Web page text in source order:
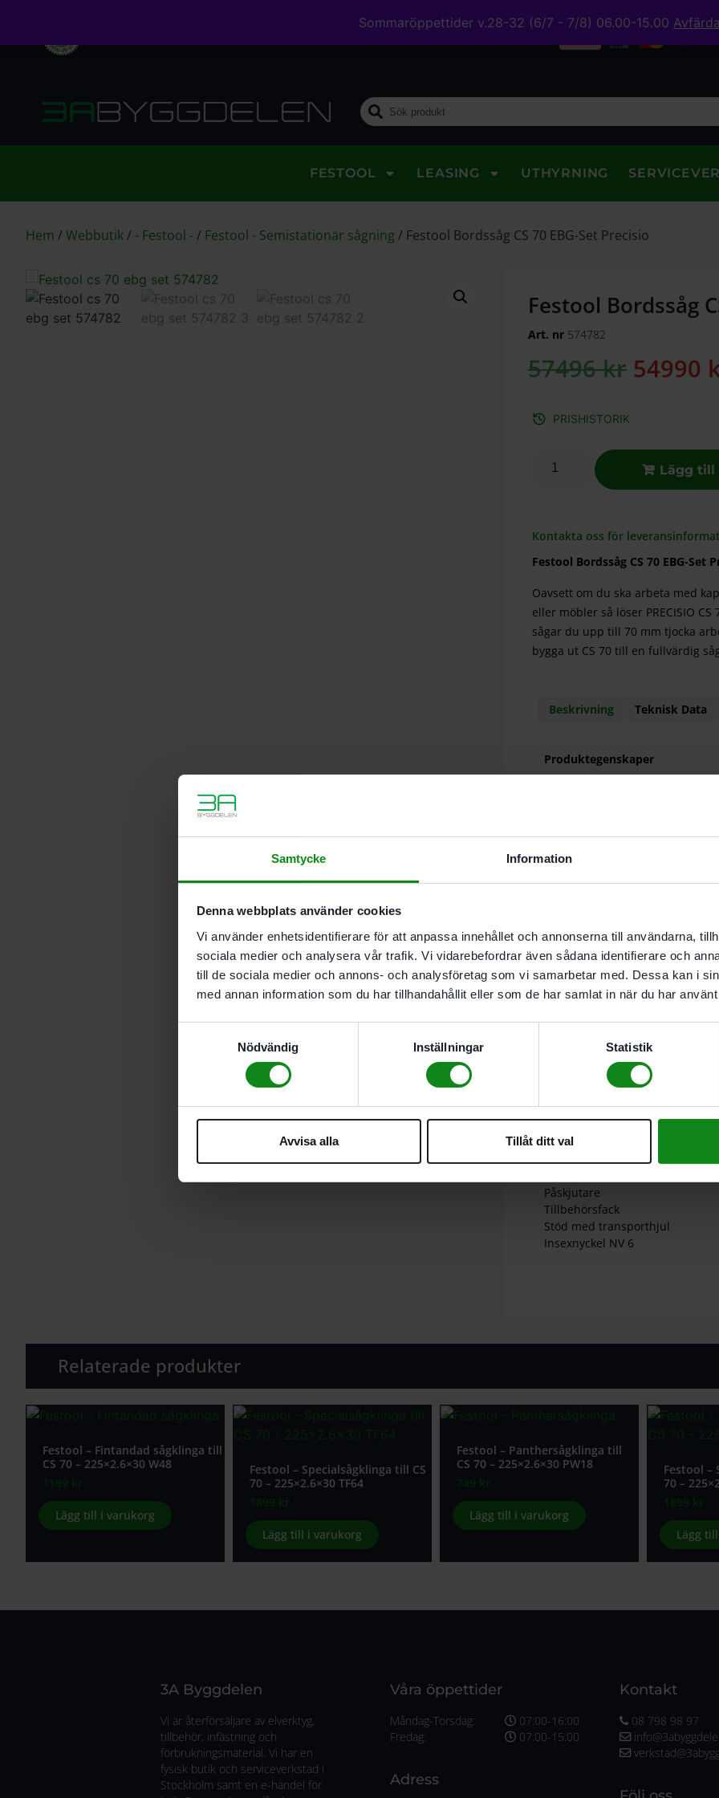
Samtycke Information
Denna webbplats använder cookies
Vi använder enhetsidentifierare för att anpassa innehållet och annonserna till användarna,
sociala medier och analysera vår trafik. Vi vidarebefordrar även sådana identifierare och
till de sociala medier och annons- och analysföretag som vi samarbetar med. Dessa kan i
med annan information som du har tillhandahållit eller som de har samlat in när du har
Nödvändig
Inställningar Statistik
Avvisa alla Tillåt ditt val
Sommaröppettider v.28-32 (6/7 - 7/8) 06.00-15.00 Avfärda
Smidig leverans
FESTOOL LEASING UTHYRNING
Hem /Webbutik/ - Festool -/ Festool - Semistationär sågning / Festool Bordssåg CS 70 EBG-Set Precisio
Festool Bordssåg
Art. nr 574782
57496kr 54990
PRISHISTORIK
Lägg till
Kontakta oss för
Festool Bordssåg CS 70 EBG-Set
Oavsett om du ska arbeta med
eller möbler så löser PRECISIO
sågar du upp till 70 mm tjocka
bygga ut CS 70 till en fullvärdig
Beskrivning Teknisk Data
Produktegenskaper
70 mm såghöjd för ännu
Snabb omställning från
Splitterfri sågning på
Överskådlig och
Kan byggas ut till
Kapa snabbt och exakt
Vid 45° kapning upp till
Längdsnitt upp till en
Vinkelsnitt från -2° till 47°
Leveransomfattning
Justerbord CS 70 ST 650
Breddare CS 70 VB
Förlängning CS 70 VL
Längdanslag
Vinkelanslag
3 x splitterskydd
Påskjutare
Tillbehörsfack
Stöd med transporthjul
Insexnyckel NV 6
Relaterade produkter
Festool – Fintandad sågklinga till
CS 70 – 225×2.6×30 W48
1199 kr
Lägg till i varukorg
Festool – Specialsågklinga till CS
70 – 225×2.6×30 TF64
1899 kr
Lägg till i varukorg
Festool – Panthersågklinga till
CS 70 – 225×2.6×30 PW18
749 kr
Lägg till i varukorg
Festool –
70 –
1899 kr
Lägg
3A Byggdelen
Vi är återförsäljare av elverktyg,
tillbehör, infästning och
förbrukningsmaterial. Vi har en
fysisk butik och serviceverkstad i
Stockholm samt en e-handel för
Våra öppettider
Måndag-Torsdag:
Fredag:
07:00-16:00
07:00-15:00
Adress
Kontakt
08 798 98 97